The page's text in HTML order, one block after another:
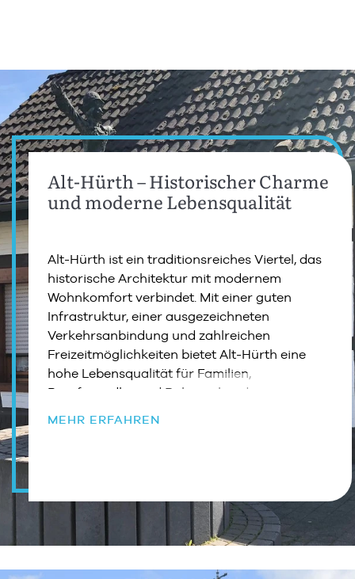
Alt-Hürth – Historischer Charme
und moderne Lebensqualität
Alt-Hürth ist ein traditionsreiches Viertel, das
historische Architektur mit modernem
Wohnkomfort verbindet. Mit einer guten
Infrastruktur, einer ausgezeichneten
Verkehrsanbindung und zahlreichen
Freizeitmöglichkeiten bietet Alt-Hürth eine
hohe Lebensqualität für Familien,
Berufspendler und Ruhesuchende.
MEHR ERFAHREN